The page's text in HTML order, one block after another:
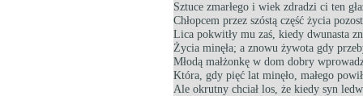
Sztuce zmarłego i wiek zdradzi ci ten
Chłopcem przez szóstą część życia
Lica pokwitły mu zaś, kiedy dwunasta
Życia minęła; a znowu żywota gdy
Młodą małżonkę w dom dobry
Która, gdy pięć lat minęło, małego
Ale okrutny chciał los, że kiedy syn